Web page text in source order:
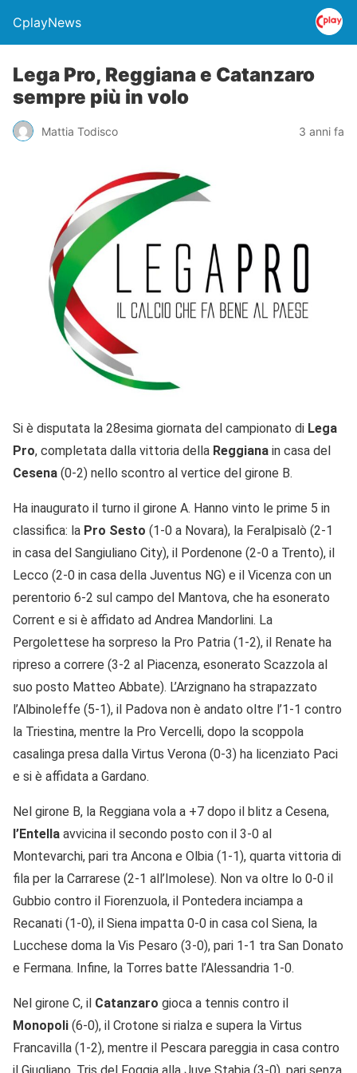
CplayNews
Lega Pro, Reggiana e Catanzaro
sempre più in volo
Mattia Todisco 3 anni fa
Si è disputata la 28esima giornata del campionato di Lega
Pro, completata dalla vittoria della Reggiana in casa del
Cesena (0-2) nello scontro al vertice del girone B.
Ha inaugurato il turno il girone A. Hanno vinto le prime 5 in
classifica: la Pro Sesto (1-0 a Novara), la Feralpisalò (2-1
in casa del Sangiuliano City), il Pordenone (2-0 a Trento), il
Lecco (2-0 in casa della Juventus NG) e il Vicenza con un
perentorio 6-2 sul campo del Mantova, che ha esonerato
Corrent e si è affidato ad Andrea Mandorlini. La
Pergolettese ha sorpreso la Pro Patria (1-2), il Renate ha
ripreso a correre (3-2 al Piacenza, esonerato Scazzola al
suo posto Matteo Abbate). L’Arzignano ha strapazzato
l’Albinoleffe (5-1), il Padova non è andato oltre l’1-1 contro
la Triestina, mentre la Pro Vercelli, dopo la scoppola
casalinga presa dalla Virtus Verona (0-3) ha licenziato Paci
e si è affidata a Gardano.
Nel girone B, la Reggiana vola a +7 dopo il blitz a Cesena,
l’Entella avvicina il secondo posto con il 3-0 al
Montevarchi, pari tra Ancona e Olbia (1-1), quarta vittoria di
fila per la Carrarese (2-1 all’Imolese). Non va oltre lo 0-0 il
Gubbio contro il Fiorenzuola, il Pontedera inciampa a
Recanati (1-0), il Siena impatta 0-0 in casa col Siena, la
Lucchese doma la Vis Pesaro (3-0), pari 1-1 tra San Donato
e Fermana. Infine, la Torres batte l’Alessandria 1-0.
Nel girone C, il Catanzaro gioca a tennis contro il
Monopoli (6-0), il Crotone si rialza e supera la Virtus
Francavilla (1-2), mentre il Pescara pareggia in casa contro